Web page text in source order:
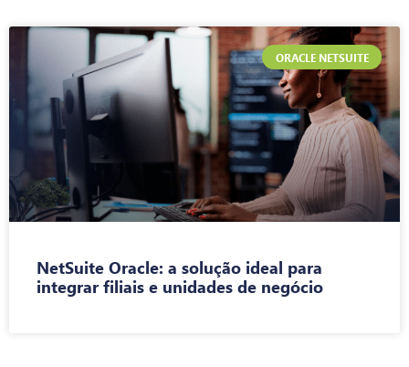
ORACLE NETSUITE
NetSuite Oracle: a solução ideal para
integrar filiais e unidades de negócio